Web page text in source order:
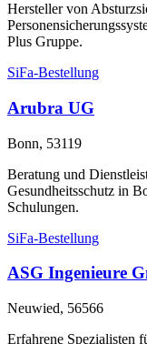
Hersteller von
Plus Gruppe.
SiFa-Bestellung
Arubra UG
Bonn, 53119
Beratung und
Gesundheitsschutz in
Schulungen.
SiFa-Bestellung
ASG Ingenieure
Neuwied, 56566
Erfahrene Spezialisten